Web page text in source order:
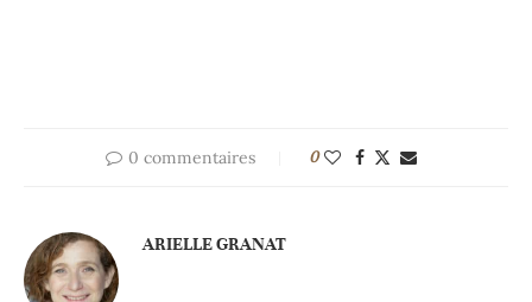
0 commentaires 0
ARIELLE GRANAT